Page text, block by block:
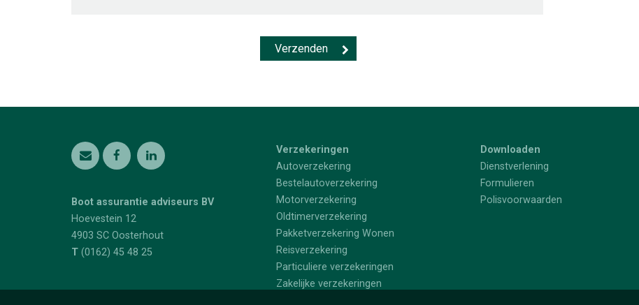
Boot assurantie adviseurs BV
Hoevestein 12
4903 SC Oosterhout
T (0162) 45 48 25
Verzekeringen
Autoverzekering
Bestelautoverzekering
Motorverzekering
Oldtimerverzekering
Pakketverzekering Wonen
Reisverzekering
Particuliere verzekeringen
Zakelijke verzekeringen
Downloaden
Dienstverlening
Formulieren
Polisvoorwaarden